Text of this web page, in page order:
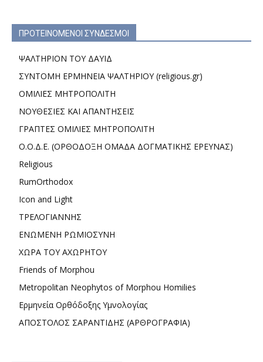
ΠΡΟΤΕΙΝΟΜΕΝΟΙ ΣΥΝΔΕΣΜΟΙ
ΨΑΛΤΗΡΙΟΝ ΤΟΥ ΔΑΥΙΔ
ΣΥΝΤΟΜΗ ΕΡΜΗΝΕΙΑ ΨΑΛΤΗΡΙΟΥ (religious.gr)
ΟΜΙΛΙΕΣ ΜΗΤΡΟΠΟΛΙΤΗ
ΝΟΥΘΕΣΙΕΣ ΚΑΙ ΑΠΑΝΤΗΣΕΙΣ
ΓΡΑΠΤΕΣ ΟΜΙΛΙΕΣ ΜΗΤΡΟΠΟΛΙΤΗ
Ο.Ο.Δ.Ε. (ΟΡΘΟΔΟΞΗ ΟΜΑΔΑ ΔΟΓΜΑΤΙΚΗΣ ΕΡΕΥΝΑΣ)
Religious
RumOrthodox
Icon and Light
ΤΡΕΛΟΓΙΑΝΝΗΣ
ΕΝΩΜΕΝΗ ΡΩΜΙΟΣΥΝΗ
ΧΩΡΑ ΤΟΥ ΑΧΩΡΗΤΟΥ
Friends of Morphou
Metropolitan Neophytos of Morphou Homilies
Ερμηνεία Ορθόδοξης Υμνολογίας
ΑΠΟΣΤΟΛΟΣ ΣΑΡΑΝΤΙΔΗΣ (ΑΡΘΡΟΓΡΑΦΙΑ)